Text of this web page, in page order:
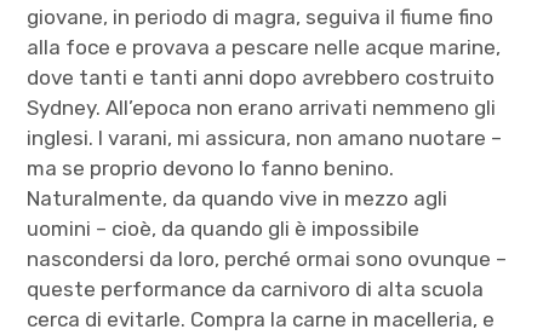
giovane, in periodo di magra, seguiva il fiume fino
alla foce e provava a pescare nelle acque marine,
dove tanti e tanti anni dopo avrebbero costruito
Sydney. All’epoca non erano arrivati nemmeno gli
inglesi. I varani, mi assicura, non amano nuotare –
ma se proprio devono lo fanno benino.
Naturalmente, da quando vive in mezzo agli
uomini – cioè, da quando gli è impossibile
nascondersi da loro, perché ormai sono ovunque –
queste performance da carnivoro di alta scuola
cerca di evitarle. Compra la carne in macelleria, e